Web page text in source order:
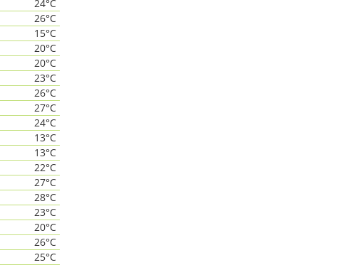
24°C
26°C
15°C
20°C
20°C
23°C
26°C
27°C
24°C
13°C
13°C
22°C
27°C
28°C
23°C
20°C
26°C
25°C